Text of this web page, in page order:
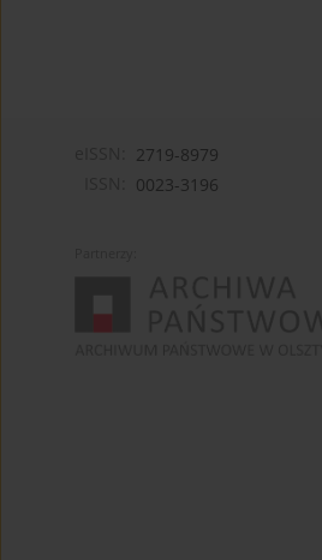
2719-8979
0023-3196